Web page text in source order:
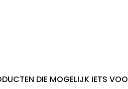
DIE MOGELIJK IETS